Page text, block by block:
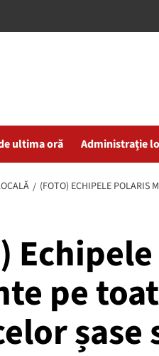
ultima oră Administrație
(FOTO) ECHIPELE POLARIS
pe